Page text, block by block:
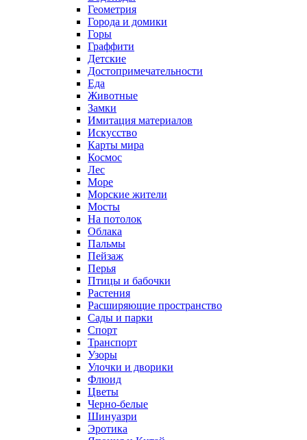
Геометрия
Города и домики
Горы
Граффити
Детские
Достопримечательности
Еда
Животные
Замки
Имитация материалов
Искусство
Карты мира
Космос
Лес
Море
Морские жители
Мосты
На потолок
Облака
Пальмы
Пейзаж
Перья
Птицы и бабочки
Растения
Расширяющие пространство
Сады и парки
Спорт
Транспорт
Узоры
Улочки и дворики
Флюид
Цветы
Черно-белые
Шинуазри
Эротика